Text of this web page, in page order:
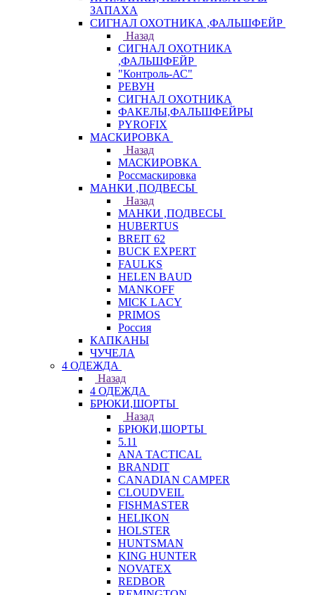
ЗАПАХА
СИГНАЛ ОХОТНИКА ,ФАЛЬШФЕЙР
Назад
СИГНАЛ ОХОТНИКА
,ФАЛЬШФЕЙР
"Контроль-АС"
РЕВУН
СИГНАЛ ОХОТНИКА
ФАКЕЛЫ,ФАЛЬШФЕЙРЫ
PYROFIX
МАСКИРОВКА
Назад
МАСКИРОВКА
Россмаскировка
МАНКИ ,ПОДВЕСЫ
Назад
МАНКИ ,ПОДВЕСЫ
HUBERTUS
BREIT 62
BUCK EXPERT
FAULKS
HELEN BAUD
MANKOFF
MICK LACY
PRIMOS
Россия
КАПКАНЫ
ЧУЧЕЛА
4 ОДЕЖДА
Назад
4 ОДЕЖДА
БРЮКИ,ШОРТЫ
Назад
БРЮКИ,ШОРТЫ
5.11
ANA TACTICAL
BRANDIT
CANADIAN CAMPER
CLOUDVEIL
FISHMASTER
HELIKON
HOLSTER
HUNTSMAN
KING HUNTER
NOVATEX
REDBOR